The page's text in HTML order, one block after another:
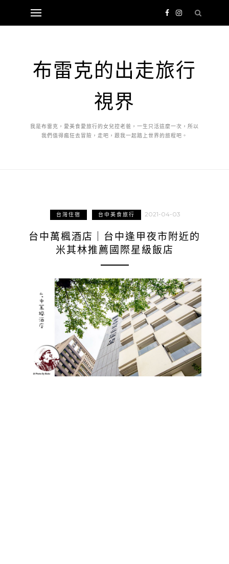
布雷克的出走旅行
視界
我是布雷克，愛美食愛旅行的女兒控老爸，一生只活這麼一次，所以
我們值得瘋狂去冒險，走吧，跟我一起踏上世界的旅程吧。
台灣住宿 台中美食旅行 2021-04-03
台中萬楓酒店｜台中逢甲夜市附近的
米其林推薦國際星級飯店